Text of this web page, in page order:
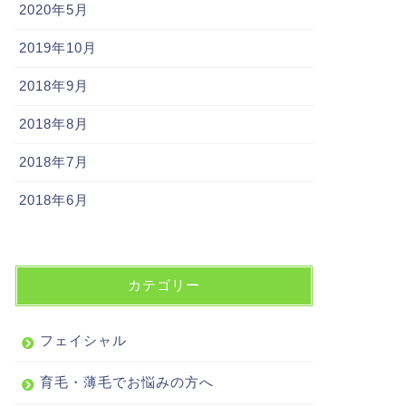
2020年5月
2019年10月
2018年9月
2018年8月
2018年7月
2018年6月
カテゴリー
フェイシャル
育毛・薄毛でお悩みの方へ